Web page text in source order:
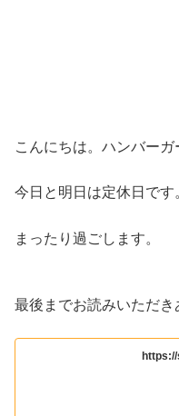
こんにちは。ハンバーガ
今日と明日は定休日です
まったり過ごします。
最後までお読みいただき